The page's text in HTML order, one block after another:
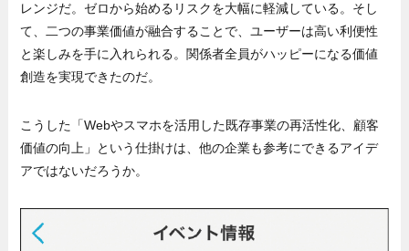
レンジだ。ゼロから始めるリスクを大幅に軽減している。そし
て、二つの事業価値が融合することで、ユーザーは高い利便性
と楽しみを手に入れられる。関係者全員がハッピーになる価値
創造を実現できたのだ。
こうした「Webやスマホを活用した既存事業の再活性化、顧客
価値の向上」という仕掛けは、他の企業も参考にできるアイデ
アではないだろうか。